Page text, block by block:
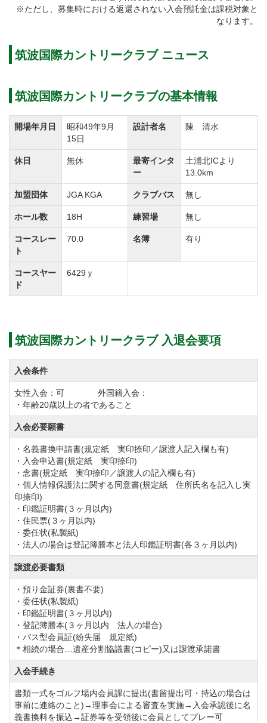
コース設計は陳清水氏が手掛けました。コースレート
18ホールそれぞれが個性的に造られているので、何度
のため、ベント芝に慣れている方には難しく感じるこ
とでしょう。
大き目に造られているグリーンにボールが乗っても独
特の芝目でアプローチショットは一筋縄ではいきませ
ん。
コースからの眺めも良く、関東平野や霞ヶ浦、遠くは
富士山を一望できる景観美も魅力です。
【OUTホール】全長3,311ヤード（BACKティ）、
Par36。
【INコース】全長3,118ヤード（BACKティ）、
Par36。
OUTコースに比べると距離は短めですが、ダイナミッ
クなコースデザインが印象的な9ホールです。
筑波国際カントリークラブのプレースタイルはキャデ
ィ付き、またはセルフプレーからお選び頂けます。
キャディ付のプレーは平日のみの予約制となりますの
で予めご了承ください。
コース内の移動では乗用カートを使用します。カート
はGPSナビを搭載しているため、コースの攻略にご活
用頂けます。
青空の下で思い切りスイングすれば、雄大な自然との
対話を楽しみながら、ゴルフの醍醐味をご堪能頂ける
ことでしょう。
筑波国際カントリークラブのクラブハウスは外装は赤
レンガが使用されていて落ち着いた雰囲気です。
高級感のある内装が施された館内にはロッカールー
ム、バスルーム、美味しい食事が楽しめるレストラ
ン、コンペの表彰式などにご活用頂けるコンペルーム
※ただし、募集時における返還されない入会預託金は課税対象と
なります。
筑波国際カントリークラブ ニュース
筑波国際カントリークラブの基本情報
開場年月日
昭和49年9月
15日
設計者名 陳 清水
休日 無休
最寄インタ
ー
土浦北ICより
13.0km
加盟団体 JGA KGA クラブバス 無し
ホール数 18H 練習場 無し
コースレー
ト
70.0 名簿 有り
コースヤー
ド
6429ｙ
筑波国際カントリークラブ 入退会要項
入会条件
女性入会：可 外国籍入会：
・年齢20歳以上の者であること
入会必要願書
・名義書換申請書(規定紙 実印捺印／譲渡人記入欄も有)
・入会申込書(規定紙 実印捺印)
・念書(規定紙 実印捺印／譲渡人の記入欄も有)
・個人情報保護法に関する同意書(規定紙 住所氏名を記入し実
印捺印)
・印鑑証明書(３ヶ月以内)
・住民票(３ヶ月以内)
・委任状(私製紙)
・法人の場合は登記簿謄本と法人印鑑証明書(各３ヶ月以内)
譲渡必要書類
・預り金証券(裏書不要)
・委任状(私製紙)
・印鑑証明書(３ヶ月以内)
・登記簿謄本(３ヶ月以内 法人の場合)
・パス型会員証(紛失届 規定紙)
＊相続の場合…遺産分割協議書(コピー)又は譲渡承諾書
入会手続き
書類一式をゴルフ場内会員課に提出(書留提出可・持込の場合は
事前に連絡のこと)→理事会による審査を実施→入会承認後に名
義書換料を振込→証券等を受領後に会員としてプレー可